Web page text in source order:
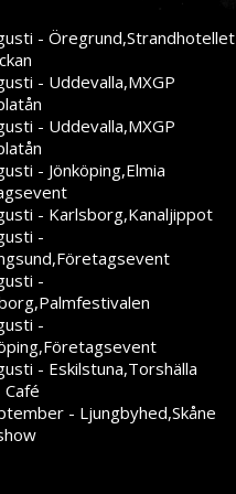
- Öregrund,Strandhotellet
- Uddevalla,MXGP
- Uddevalla,MXGP
- Jönköping,Elmia
- Karlsborg,Kanaljippot
-
-
-
- Eskilstuna,Torshälla
- Ljungbyhed,Skåne